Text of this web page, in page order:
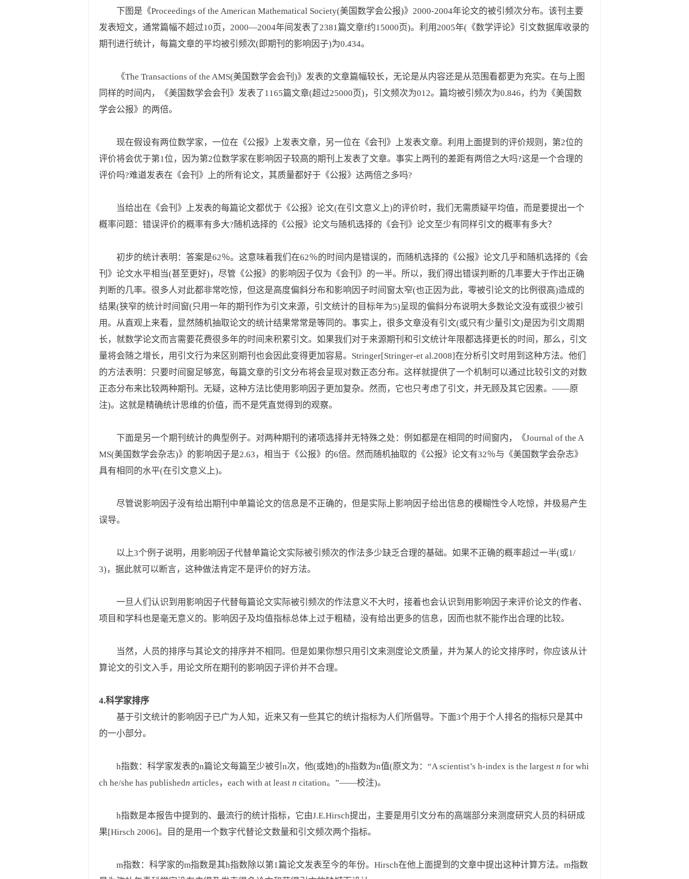
下图是《Proceedings of the American Mathematical Society(美国数学会公报)》2000-2004年论文的被引频次分布。该刊主要
发表短文，通常篇幅不超过10页，2000—2004年间发表了2381篇文章f约15000页)。利用2005年(《数学评论》引文数据库收录的
期刊进行统计，每篇文章的平均被引频次(即期刊的影响因子)为0.434。
《The Transactions of the AMS(美国数学会会刊)》发表的文章篇幅较长，无论是从内容还是从范围看都更为充实。在与上图
同样的时间内，《美国数学会会刊》发表了1165篇文章(超过25000页)，引文频次为012。篇均被引频次为0.846，约为《美国数
学会公报》的两倍。
现在假设有两位数学家，一位在《公报》上发表文章，另一位在《会刊》上发表文章。利用上面提到的评价规则，第2位的
评价将会优于第1位，因为第2位数学家在影响因子较高的期刊上发表了文章。事实上两刊的差距有两倍之大吗?这是一个合理的
评价吗?难道发表在《会刊》上的所有论文，其质量都好于《公报》达两倍之多吗?
当给出在《会刊》上发表的每篇论文都优于《公报》论文(在引文意义上)的评价时，我们无需质疑平均值，而是要提出一个
概率问题：错误评价的概率有多大?随机选择的《公报》论文与随机选择的《会刊》论文至少有同样引文的概率有多大？
初步的统计表明：答案是62％。这意味着我们在62％的时间内是错误的，而随机选择的《公报》论文几乎和随机选择的《会
刊》论文水平相当(甚至更好)，尽管《公报》的影响因子仅为《会刊》的一半。所以，我们得出错误判断的几率要大于作出正确
判断的几率。很多人对此都非常吃惊，但这是高度偏斜分布和影响因子时间窗太窄(也正因为此，零被引论文的比例很高)造成的
结果(狭窄的统计时间窗(只用一年的期刊作为引文来源，引文统计的目标年为5)呈现的偏斜分布说明大多数论文没有或很少被引
用。从直观上来看，显然随机抽取论文的统计结果常常是等同的。事实上，很多文章没有引文(或只有少量引文)是因为引文周期
长，就数学论文而言需要花费很多年的时间来积累引文。如果我们对于来源期刊和引文统计年限都选择更长的时间，那么，引文
量将会随之增长，用引文行为来区别期刊也会因此变得更加容易。Stringer[Stringer-et al.2008]在分析引文时用到这种方法。他们
的方法表明：只要时间窗足够宽，每篇文章的引文分布将会呈现对数正态分布。这样就提供了一个机制可以通过比较引文的对数
正态分布来比较两种期刊。无疑，这种方法比使用影响因子更加复杂。然而，它也只考虑了引文，并无顾及其它因素。——原
注)。这就是精确统计思维的价值，而不是凭直觉得到的观察。
下面是另一个期刊统计的典型例子。对两种期刊的诸项选择并无特殊之处：例如都是在相同的时间窗内，《Journal of the A
MS(美国数学会杂志)》的影响因子是2.63，相当于《公报》的6倍。然而随机抽取的《公报》论文有32％与《美国数学会杂志》
具有相同的水平(在引文意义上)。
尽管说影响因子没有给出期刊中单篇论文的信息是不正确的，但是实际上影响因子给出信息的模糊性令人吃惊，并极易产生
误导。
以上3个例子说明，用影响因子代替单篇论文实际被引频次的作法多少缺乏合理的基础。如果不正确的概率超过一半(或1/
3)，据此就可以断言，这种做法肯定不是评价的好方法。
一旦人们认识到用影响因子代替每篇论文实际被引频次的作法意义不大时，接着也会认识到用影响因子来评价论文的作者、
项目和学科也是毫无意义的。影响因子及均值指标总体上过于粗糙，没有给出更多的信息，因而也就不能作出合理的比较。
当然，人员的排序与其论文的排序并不相同。但是如果你想只用引文来测度论文质量，并为某人的论文排序时，你应该从计
算论文的引文入手，用论文所在期刊的影响因子评价并不合理。
4.科学家排序
基于引文统计的影响因子已广为人知，近来又有一些其它的统计指标为人们所倡导。下面3个用于个人排名的指标只是其中
的一小部分。
h指数：科学家发表的n篇论文每篇至少被引n次，他(或她)的h指数为n值(原文为：“A scientist’s h-index is the largest n for whi
ch he/she has publishedn articles，each with at least n citation。”——校注)。
h指数是本报告中提到的、最流行的统计指标，它由J.E.Hirsch提出，主要是用引文分布的高端部分来测度研究人员的科研成
果[Hirsch 2006]。目的是用一个数字代替论文数量和引文频次两个指标。
m指数：科学家的m指数是其h指数除以第1篇论文发表至今的年份。Hirsch在他上面提到的文章中提出这种计算方法。m指数